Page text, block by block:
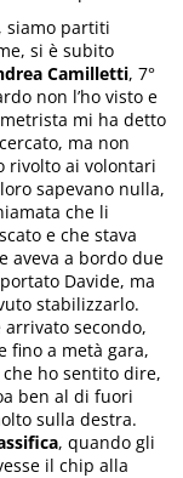
siamo partiti
si è subito
Camilletti, 7°
non l’ho visto e
mi ha detto
ma non
rivolto ai volontari
sapevano nulla,
che li
e che stava
aveva a bordo due
Davide, ma
stabilizzarlo.
arrivato secondo,
fino a metà gara,
che ho sentito dire,
ben al di fuori
sulla destra.
, quando gli
il chip alla